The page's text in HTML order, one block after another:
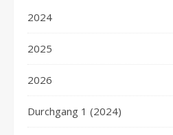
2024
2025
2026
Durchgang 1 (2024)